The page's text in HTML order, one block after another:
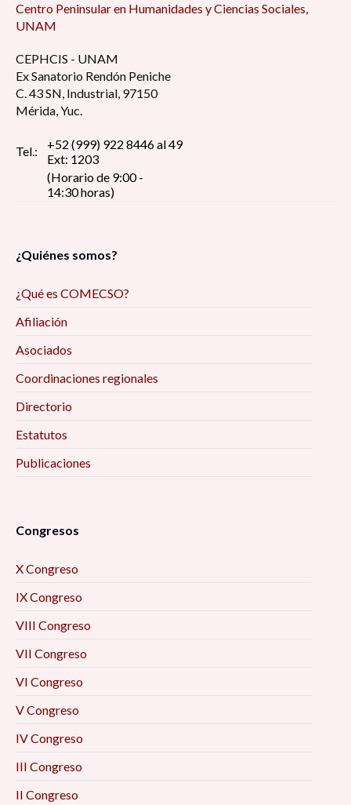
Centro Peninsular en Humanidades y Ciencias Sociales,
UNAM
CEPHCIS - UNAM
Ex Sanatorio Rendón Peniche
C. 43 SN, Industrial, 97150
Mérida, Yuc.
Tel.:
+52 (999) 922 8446 al 49
Ext: 1203
(Horario de 9:00 -
14:30 horas)
¿Quiénes somos?
¿Qué es COMECSO?
Afiliación
Asociados
Coordinaciones regionales
Directorio
Estatutos
Publicaciones
Congresos
X Congreso
IX Congreso
VIII Congreso
VII Congreso
VI Congreso
V Congreso
IV Congreso
III Congreso
II Congreso